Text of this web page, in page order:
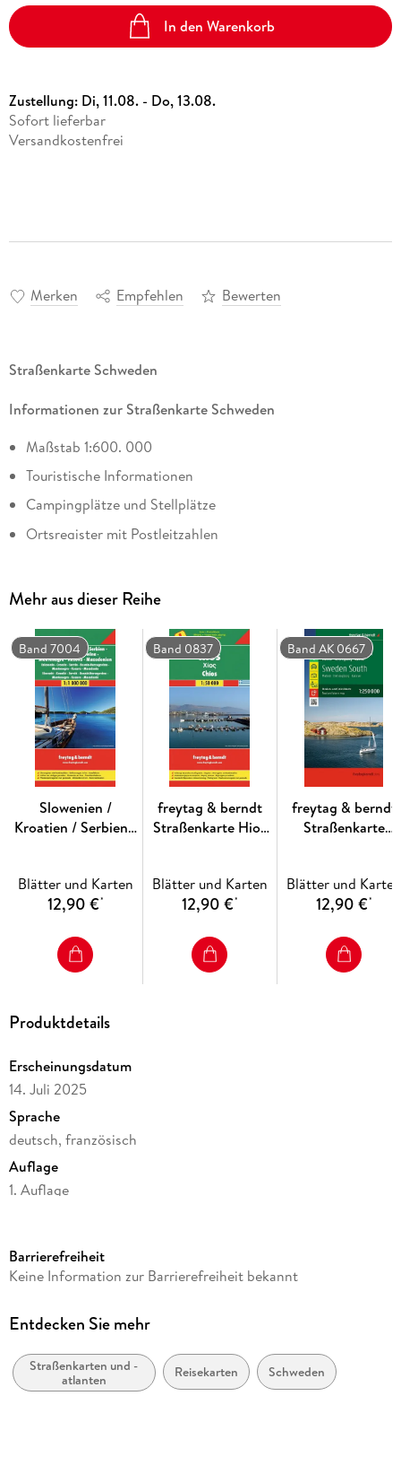
In den Warenkorb
Zustellung: Di, 11.08. - Do, 13.08.
Sofort lieferbar
Versandkostenfrei
Merken Empfehlen Bewerten
Straßenkarte Schweden
Informationen zur Straßenkarte Schweden
Maßstab 1:600. 000
Touristische Informationen
Campingplätze und Stellplätze
Ortsregister mit Postleitzahlen
Mehr aus dieser Reihe
Band 7004
Slowenien /
Kroatien / Serbien /
Montenegro /
Kosovo /
000 000. Autokarte
Blätter und Karten
12,90 €*
Band 0837
freytag & berndt
Straßenkarte Hios
Blätter und Karten
12,90 €*
Band AK 0667
freytag & berndt
Straßenkarte
Blätter und Karten
12,90 €*
Produktdetails
Erscheinungsdatum
14. Juli 2025
Sprache
deutsch, französisch
Auflage
1. Auflage
Herausgegeben von
Verlag/Hersteller
Produktart
Blätter und Karten
Barrierefreiheit
Keine Information zur Barrierefreiheit bekannt
Entdecken Sie mehr
Straßenkarten und -
atlanten
Reisekarten Schweden